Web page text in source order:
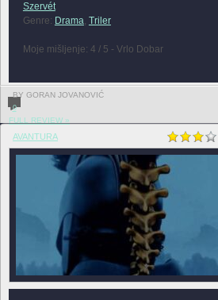
Szervét
Genre: Drama, Triler
Moje mišljenje: 4 / 5 - Vrlo Dobar
BY GORAN JOVANOVIĆ
0
FULL REVIEW »
AVANTURA